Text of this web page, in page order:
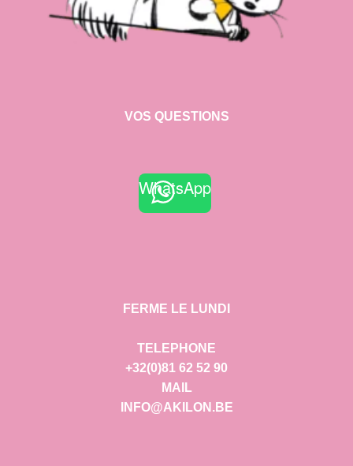
VOS QUESTIONS
WhatsApp
FERME LE LUNDI
TELEPHONE
+32(0)81 62 52 90
MAIL
INFO@AKILON.BE